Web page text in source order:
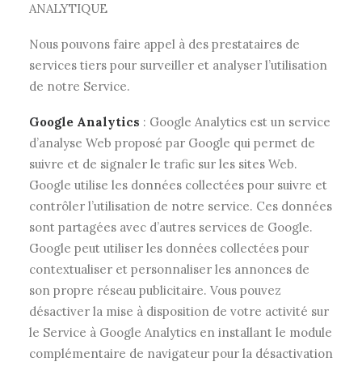
ANALYTIQUE
Nous pouvons faire appel à des prestataires de
services tiers pour surveiller et analyser l’utilisation
de notre Service.
Google Analytics : Google Analytics est un service
d’analyse Web proposé par Google qui permet de
suivre et de signaler le trafic sur les sites Web.
Google utilise les données collectées pour suivre et
contrôler l’utilisation de notre service. Ces données
sont partagées avec d’autres services de Google.
Google peut utiliser les données collectées pour
contextualiser et personnaliser les annonces de
son propre réseau publicitaire. Vous pouvez
désactiver la mise à disposition de votre activité sur
le Service à Google Analytics en installant le module
complémentaire de navigateur pour la désactivation